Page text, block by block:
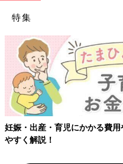
特集
妊娠・出産・育児にかかる費
やすく解説！